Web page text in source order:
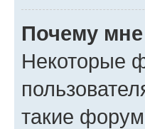
Почему
Некоторые
такие